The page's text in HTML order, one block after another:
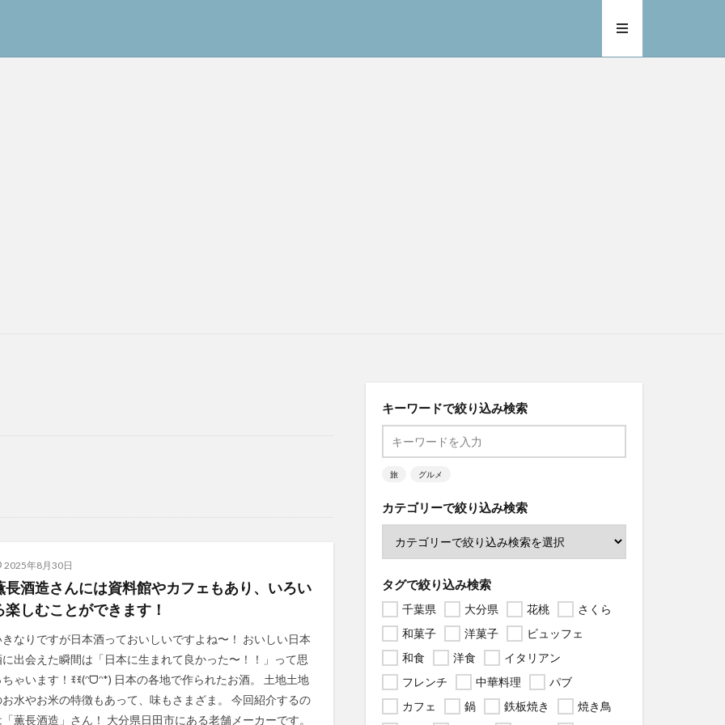
2025年8月30日
長酒造さんには資料館やカフェもあり、いろい
楽しむことができます！
きなりですが日本酒っておいしいですよね〜！ おいしい日本
に出会えた瞬間は「日本に生まれて良かった〜！！」って思
ゃいます！ꉂꉂ(ᵔᗜᵔ*) 日本の各地で作られたお酒。 土地土地
お水やお米の特徴もあって、味もさまざま。 今回紹介するの
薫長酒造」さん！ 大分県日田市にある老舗メーカーです。
キーワードで絞り込み検索
旅 グルメ
カテゴリーで絞り込み検索
タグで絞り込み検索
千葉県 大分県 花桃
さくら
和菓子
洋菓子
ビュッフェ
和食
洋食
イタリアン
フレンチ
中華料理
パブ
カフェ
鍋 鉄板焼き
焼き鳥